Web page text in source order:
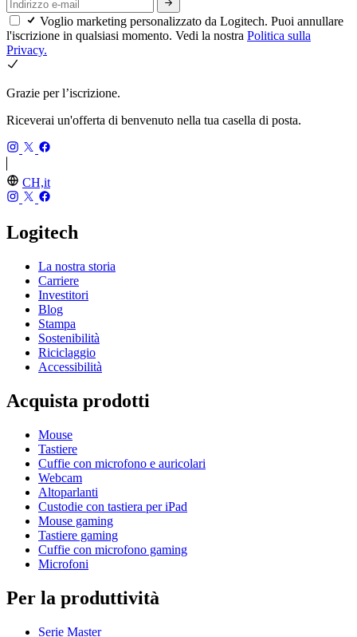
Voglio marketing personalizzato da Logitech. Puoi annullare
l'iscrizione in qualsiasi momento. Vedi la nostra Politica sulla
Privacy.
Grazie per l’iscrizione.
Riceverai un'offerta di benvenuto nella tua casella di posta.
CH,it
Logitech
La nostra storia
Carriere
Investitori
Blog
Stampa
Sostenibilità
Riciclaggio
Accessibilità
Acquista prodotti
Mouse
Tastiere
Cuffie con microfono e auricolari
Webcam
Altoparlanti
Custodie con tastiera per iPad
Mouse gaming
Tastiere gaming
Cuffie con microfono gaming
Microfoni
Per la produttività
Serie Master